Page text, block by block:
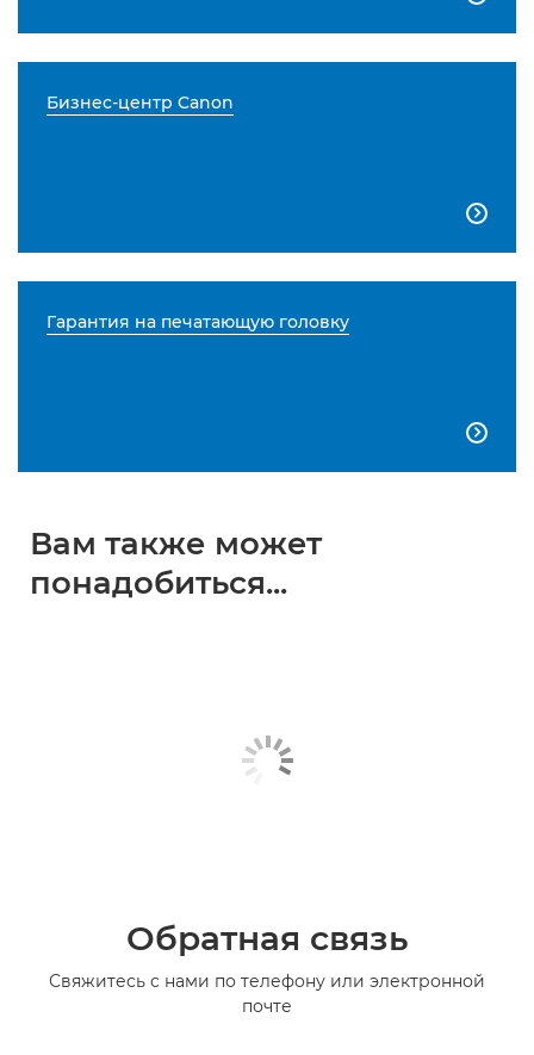
Бизнес-центр Canon

Гарантия на печатающую головку

Вам также может
понадобиться...
Обратная связь
Свяжитесь с нами по телефону или электронной
почте